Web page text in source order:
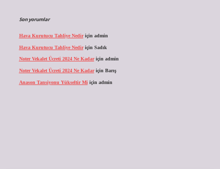
Son yorumlar
Hava Kurutucu Tahliye Nediriçin admin
Hava Kurutucu Tahliye Nediriçin Sadık
Noter Vekalet Ücreti 2024 Ne Kadariçin admin
Noter Vekalet Ücreti 2024 Ne Kadariçin Barış
Anason Tansiyonu Yükseltir Mi için admin